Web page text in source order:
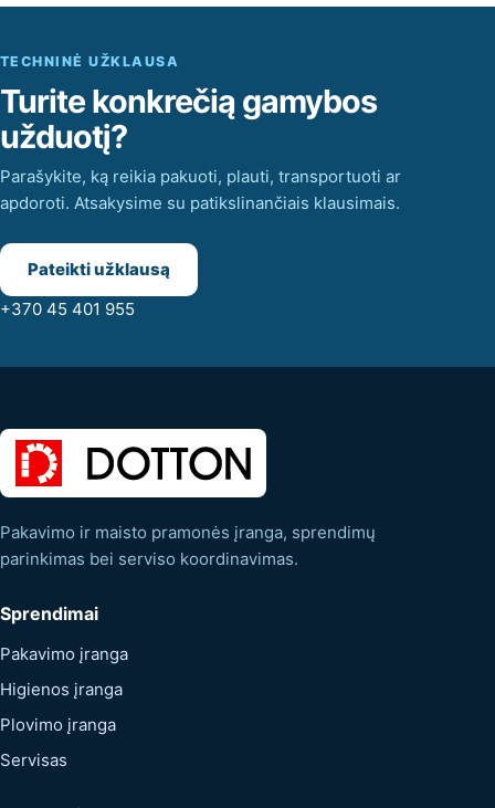
TECHNINĖ UŽKLAUSA
Turite konkrečią gamybos
užduotį?
Parašykite, ką reikia pakuoti, plauti, transportuoti ar
apdoroti. Atsakysime su patikslinančiais klausimais.
Pateikti užklausą
+370 45 401 955
Pakavimo ir maisto pramonės įranga, sprendimų
parinkimas bei serviso koordinavimas.
Sprendimai
Pakavimo įranga
Higienos įranga
Plovimo įranga
Servisas